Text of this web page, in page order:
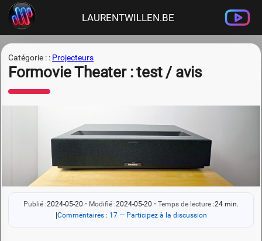
LAURENTWILLEN.BE
Catégorie : : Projecteurs
Formovie Theater : test / avis
Publié :2024-05-20 • Modifié :2024-05-20 • Temps de lecture :24 min.
Commentaires : 17 — Participez à la discussion